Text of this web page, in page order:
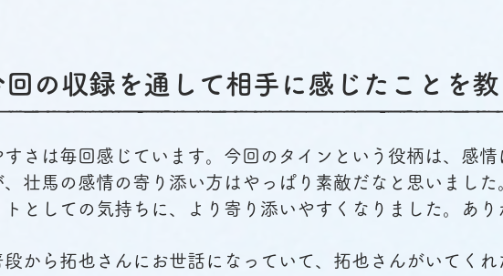
の収録を通して相手に感じたことを
さは毎回感じています。今回のタインという役柄は、感
、壮馬の感情の寄り添い方はやっぱり素敵だなと思いまし
としての気持ちに、より寄り添いやすくなりました。あ
から拓也さんにお世話になっていて、拓也さんがいてく